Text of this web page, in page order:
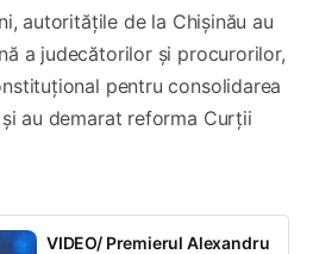
autoritățile de la Chișinău au
a judecătorilor și procurorilor,
pentru consolidarea
au demarat reforma Curții
VIDEO/ Premierul Alexandru